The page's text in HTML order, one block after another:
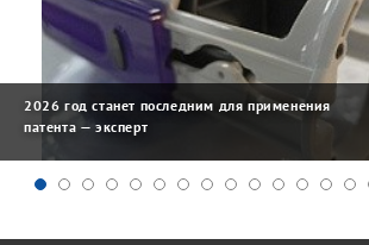
2026 год станет последним для применения
патента — эксперт